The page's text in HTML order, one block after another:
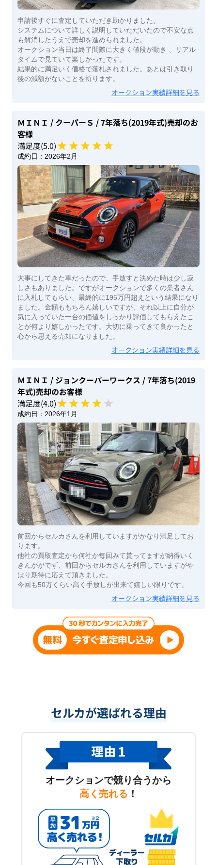
申請後すぐに査定していただき助かりました。
システムについて詳しく説明していただいたので不安な点
も解消したうえで売却を進められました。
オークション当日は終了間際に大きく値段が動き 、リアル
タイムで見ていて楽しかったです。
結果的に満足いく価格で落札されました。あとは引き取り
後の減額がないことを祈ります。
オークション実績詳細を見る
ＭＩＮＩ / クーパーＳ / 7年落ち(2019年式)売却のお
客様
満足度(5.0)
成約日： 2026年2月
大事にしてきた車だったので、手放すと決めた時は少し寂
しさもありました。ですがオークションで多くの業者さん
に入札してもらい、最終的に195万円超えという結果になり
ました。金額ももちろん嬉しいですが、それ以上に自分が
気に入っていた一台の価値をしっかり評価してもらえたこ
とが何より嬉しかったです。大切に乗ってきて良かったと
心から思える売却になりました。
オークション実績詳細を見る
ＭＩＮＩ / ジョンクーパーワークス / 7年落ち(2019
年式)売却のお客様
満足度(4.0)
成約日： 2026年1月
前回からセルカさんを利用していますがかなり満足してお
ります。
他社の買取査定から何社か毎回みて貰ってますが納得いく
きんががでず、前回からセルカさんを利用していますがや
はり期待に応えて頂きました。
今回も50万くらい高く手放しが出来て嬉しい限りです。
オークション実績詳細を見る
セルカが選ばれる理由
オークションで競り合うから
高く売れる ！